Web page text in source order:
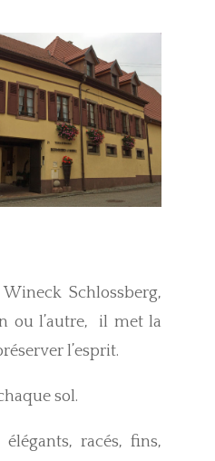
Schlossberg,
ou l’autre, il met la
l’esprit.
sol.
racés, fins,